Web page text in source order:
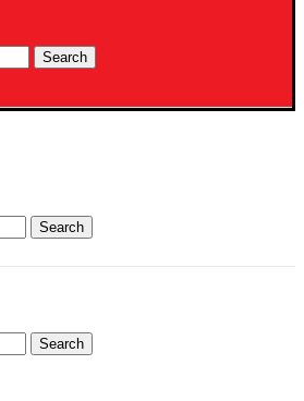
Search
Search
Search